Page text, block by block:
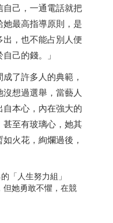
己，一通電話就把
最高指導原則，是
出，也不能占別人便
己的錢。」
了許多人的典範，
想過選舉，當藝人
本心，內在強大的
至有玻璃心，她其
火花，絢爛過後，
她勇敢不懼，在競